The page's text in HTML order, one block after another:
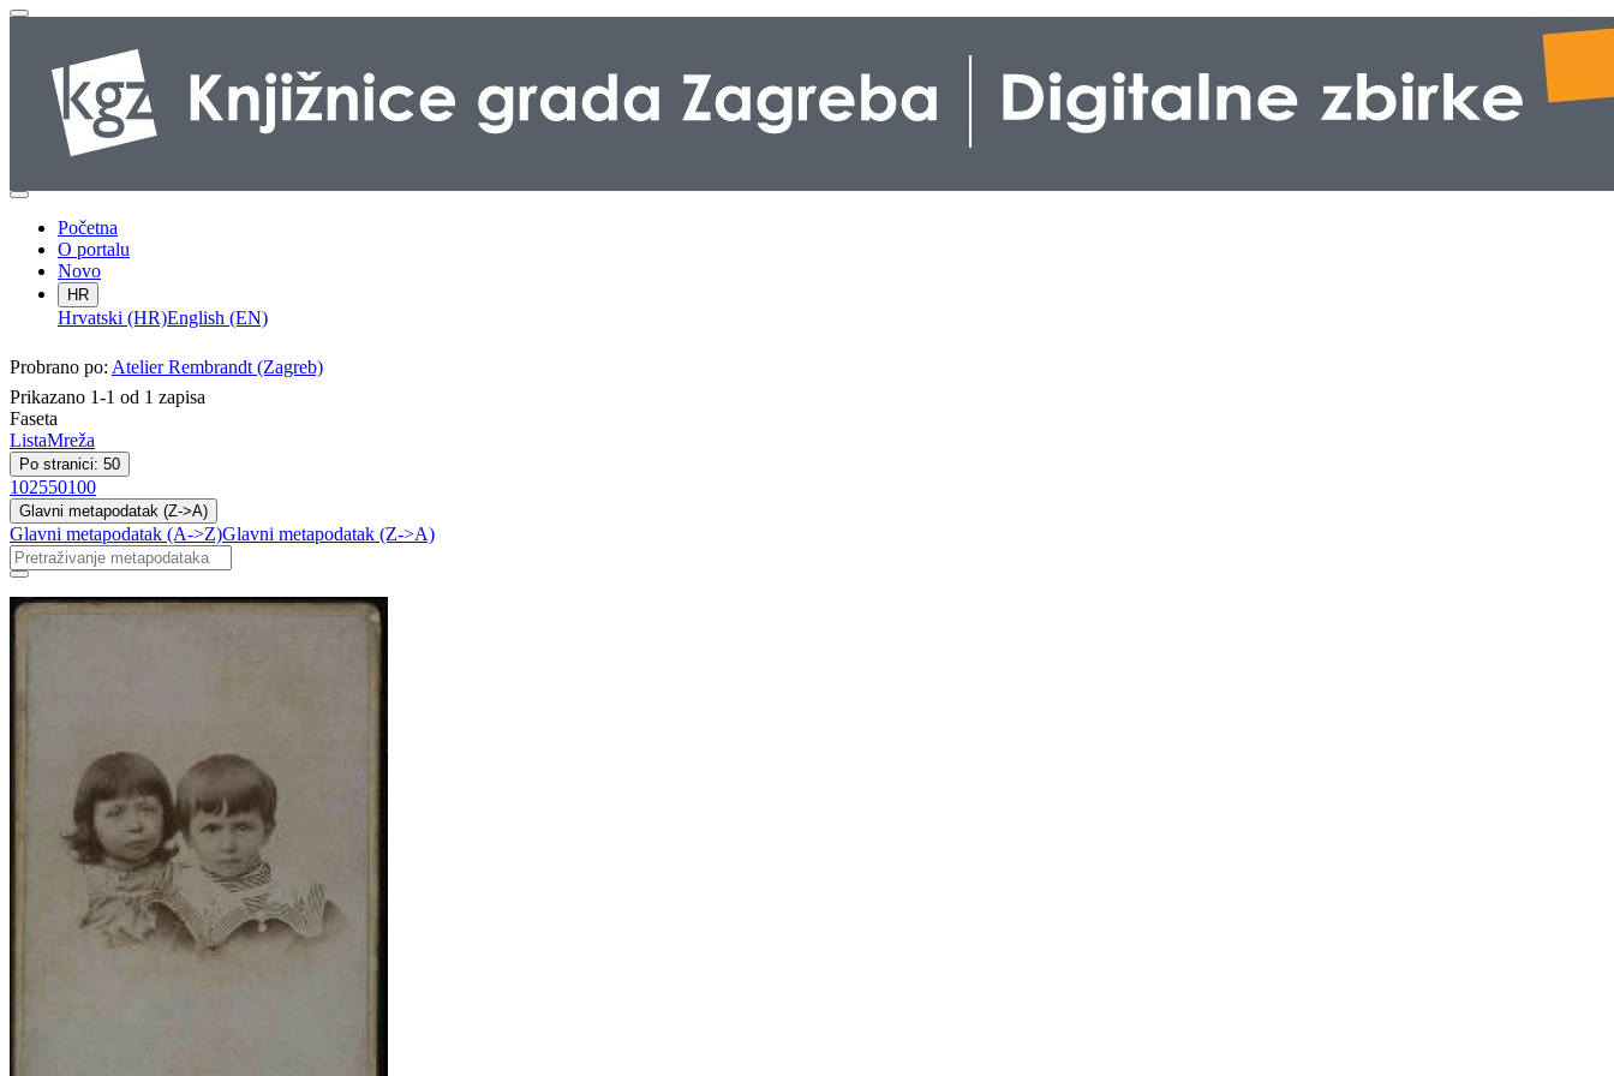
Početna
O portalu
Novo
HR
Hrvatski (HR)English (EN)
Probrano po: Atelier Rembrandt (Zagreb)
Prikazano 1-1 od 1 zapisa
Faseta
ListaMreža
Po stranici: 50
102550100
Glavni metapodatak (Z->A)
Glavni metapodatak (A->Z)Glavni metapodatak (Z->A)